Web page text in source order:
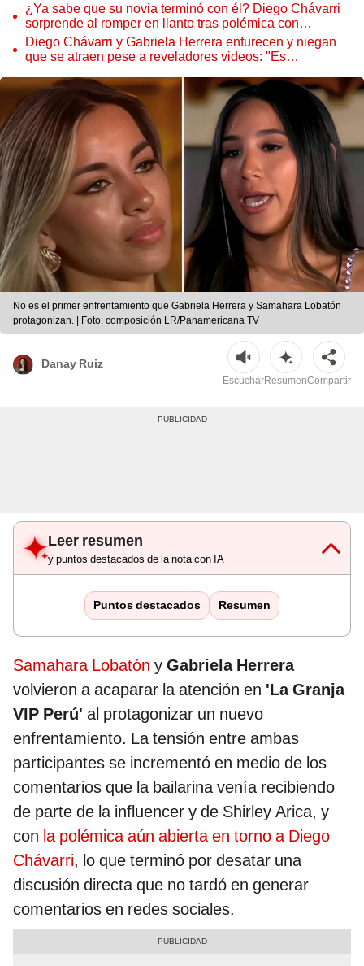
¿Ya sabe que su novia terminó con él? Diego Chávarri
sorprende al romper en llanto tras polémica con
Gabriela Herrera
Diego Chávarri y Gabriela Herrera enfurecen y niegan
que se atraen pese a reveladores videos: "Es
No es el primer enfrentamiento que Gabriela Herrera y Samahara Lobatón
protagonizan. | Foto: composición LR/Panamericana TV
Danay Ruiz
EscucharResumenCompartir
Leer resumen
y puntos destacados de la nota con IA
Puntos destacados Resumen
Samahara Lobatón y Gabriela Herrera
volvieron a acaparar la atención en 'La Granja
VIP Perú' al protagonizar un nuevo
enfrentamiento. La tensión entre ambas
participantes se incrementó en medio de los
comentarios que la bailarina venía recibiendo
de parte de la influencer y de Shirley Arica, y
con la polémica aún abierta en torno a Diego
Chávarri, lo que terminó por desatar una
discusión directa que no tardó en generar
comentarios en redes sociales.